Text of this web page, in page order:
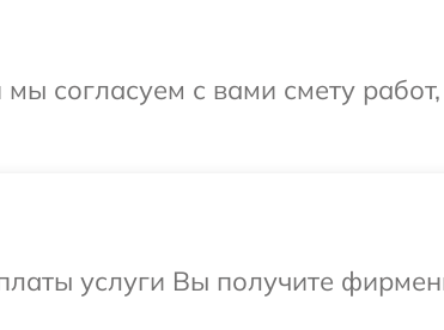
согласуем с вами смету
услуги Вы получите